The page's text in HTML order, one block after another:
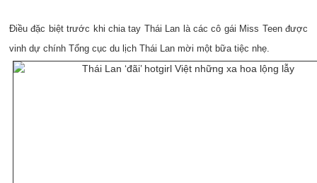
Điều đặc biệt trước khi chia tay Thái Lan là các cô gái Miss Teen được
vinh dự chính Tổng cục du lịch Thái Lan mời một bữa tiệc nhẹ.